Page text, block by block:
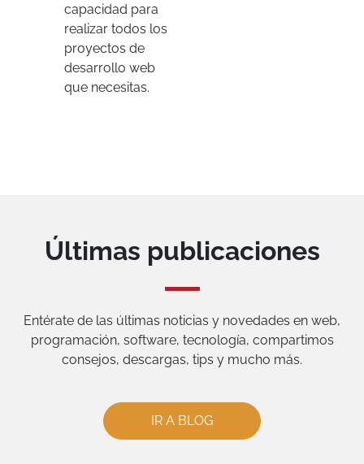
capacidad para
realizar todos los
proyectos de
desarrollo web
que necesitas.
Últimas publicaciones
Entérate de las últimas noticias y novedades en web,
programación, software, tecnología, compartimos
consejos, descargas, tips y mucho más.
IR A BLOG